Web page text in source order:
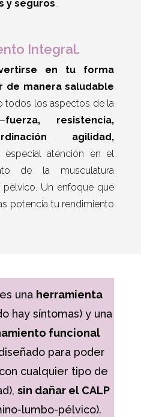
y seguros.
Integral.
en tu forma
de manera saludable
todos los aspectos de la
fuerza, resistencia,
agilidad,
atención en el
de la musculatura
Un enfoque que
potencia tu rendimiento
una herramienta
hay síntomas) y una
funcional
para poder
cualquier tipo de
sin dañar el CALP
lumbo-pélvico).